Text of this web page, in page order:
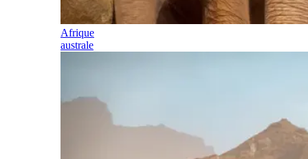
Afrique
australe